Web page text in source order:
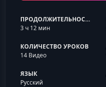
ПРОДОЛЖИТЕЛЬНОСТЬ
3 ч 12 мин
КОЛИЧЕСТВО УРОКОВ
14 Видео
ЯЗЫК
Русский